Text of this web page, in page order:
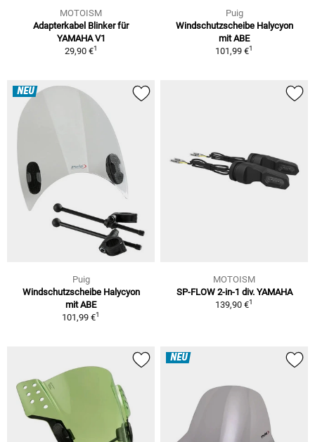
MOTOISM
Adapterkabel Blinker für
YAMAHA V1
29,90 €1
Puig
Windschutzscheibe Halycyon
mit ABE
101,99 €1
NEU
Puig
Windschutzscheibe Halycyon
mit ABE
101,99 €1
MOTOISM
SP-FLOW 2-in-1 div. YAMAHA
139,90 €1
NEU